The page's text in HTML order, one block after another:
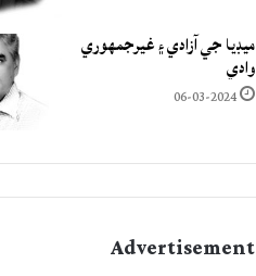
ميڊيا جي آزادي ۽ غيرجمھوري
وادي
06-03-2024
Advertisement